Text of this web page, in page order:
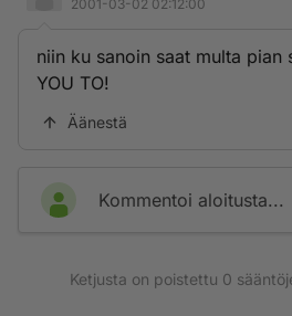
2001-03-02 02:12:00
niin ku sanoin saat multa pian
YOU TO!
Äänestä
Kommentoi aloitusta...
Ketjusta on poistettu 0